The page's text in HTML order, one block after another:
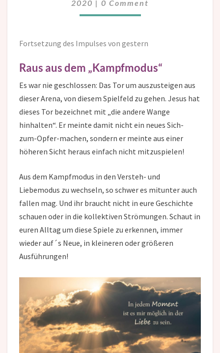
2020 | 0 Comment
Fortsetzung des Impulses von gestern
Raus aus dem „Kampfmodus“
Es war nie geschlossen: Das Tor um auszusteigen aus
dieser Arena, von diesem Spielfeld zu gehen. Jesus hat
dieses Tor bezeichnet mit „die andere Wange
hinhalten“. Er meinte damit nicht ein neues Sich-
zum-Opfer-machen, sondern er meinte aus einer
höheren Sicht heraus einfach nicht mitzuspielen!
Aus dem Kampfmodus in den Versteh- und
Liebemodus zu wechseln, so schwer es mitunter auch
fallen mag. Und ihr braucht nicht in eure Geschichte
schauen oder in die kollektiven Strömungen. Schaut in
euren Alltag um diese Spiele zu erkennen, immer
wieder auf´s Neue, in kleineren oder größeren
Ausführungen!